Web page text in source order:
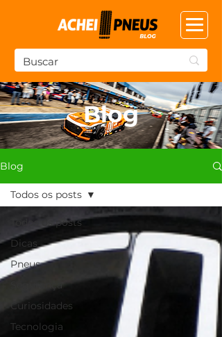
Blog
Blog
Todos os posts
Dicas
Pneus
Segurança
Curiosidades
Tecnologia
Todos os posts